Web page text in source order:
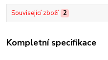
Související zboží 2
Kompletní specifikace